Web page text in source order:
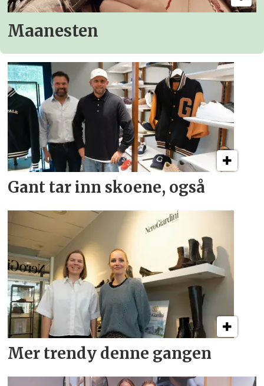
Maanesten
Gant tar inn skoene, også
Mer trendy denne gangen